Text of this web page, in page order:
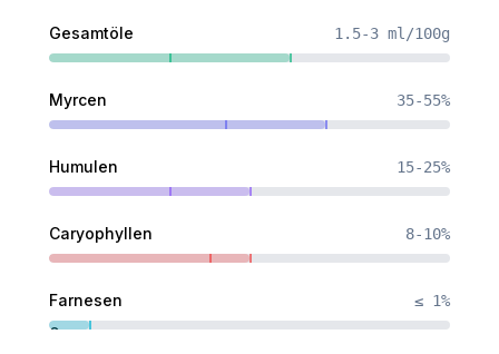
Gesamtöle 1.5-3 ml/100g
Myrcen 35-55%
Humulen 15-25%
Caryophyllen 8-10%
Farnesen ≤ 1%
0